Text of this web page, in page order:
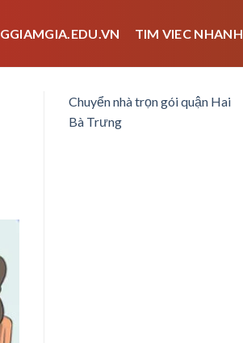
TIM VIEC NHANH
Chuyển nhà trọn gói quận Hai
Bà Trưng